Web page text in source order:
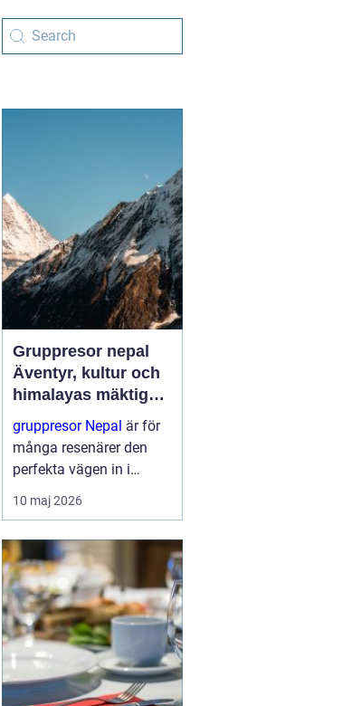
Gruppresor nepal
Äventyr, kultur och
himalayas mäktiga
gruppresor Nepal är för
många resenärer den
perfekta vägen in i
himalayas värld av
storslagna berg, djupa
traditioner. Genom att
resa i grupp skapas
trygghet, gemenskap...
10 maj 2026